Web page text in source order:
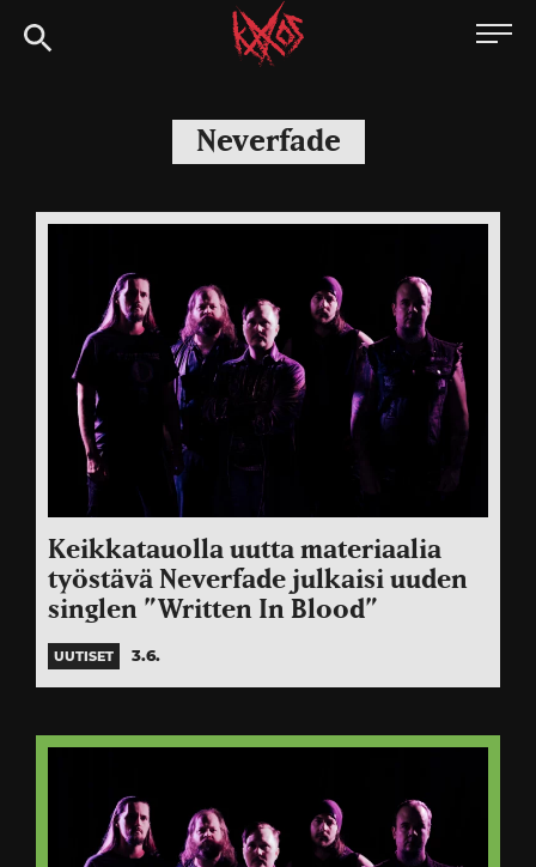
Siirry
suoraan
Kaaoszine
Neverfade
Keikkatauolla uutta materiaalia
työstävä Neverfade julkaisi uuden
singlen ”Written In Blood”
UUTISET 3.6.